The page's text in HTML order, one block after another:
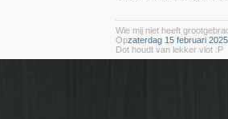
Wie mij niet heeft
Opzaterdag 15 februari
Dot houdt van lekker vlot :P